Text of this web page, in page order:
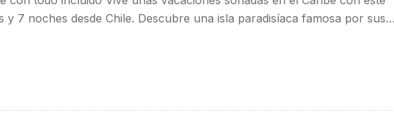
7 noches desde Chile. Descubre una isla paradisíaca famosa por sus
clima perfecto durante todo el año, ideal para descansar, relajarse y […]